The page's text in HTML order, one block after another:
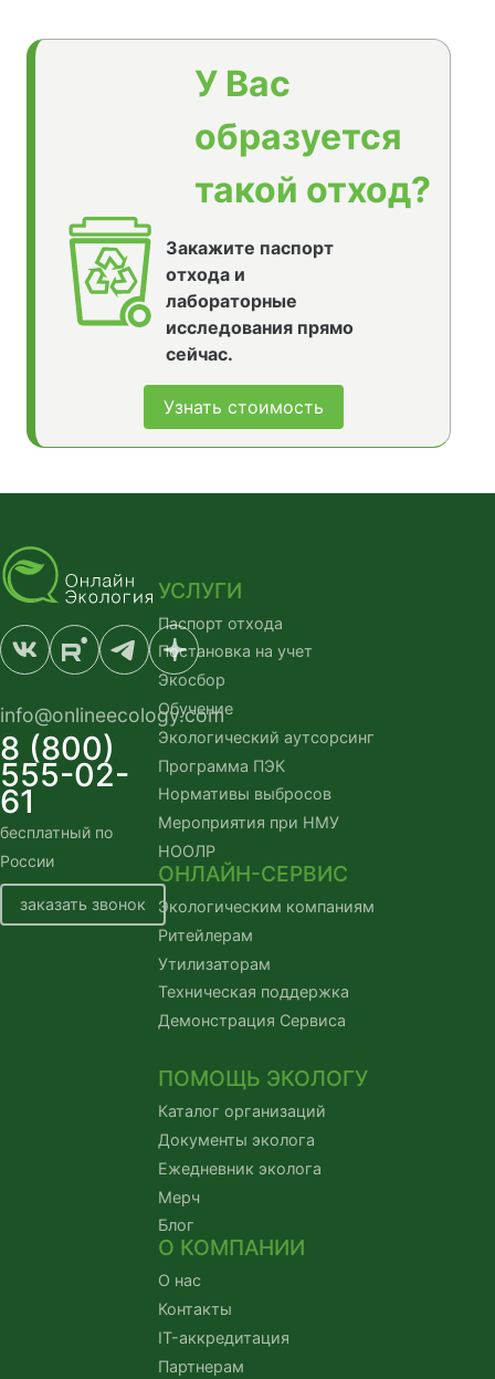
У Вас
образуется
такой отход?
Закажите паспорт
отхода и
лабораторные
исследования прямо
сейчас.
Узнать стоимость
info@onlineecology.com
8 (800)
555-02-
61
бесплатный по
России
заказать звонок
УСЛУГИ
Паспорт отхода
Постановка на учет
Экосбор
Обучение
Экологический аутсорсинг
Программа ПЭК
Нормативы выбросов
Мероприятия при НМУ
НООЛР
ОНЛАЙН-СЕРВИС
Экологическим компаниям
Ритейлерам
Утилизаторам
Техническая поддержка
Демонстрация Сервиса
ПОМОЩЬ ЭКОЛОГУ
Каталог организаций
Документы эколога
Ежедневник эколога
Мерч
Блог
О КОМПАНИИ
О нас
Контакты
IT-аккредитация
Партнерам